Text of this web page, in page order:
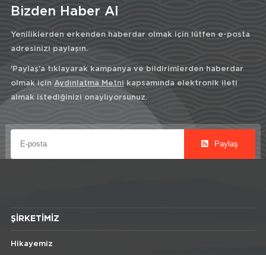
Bizden Haber Al
Yeniliklerden erkenden haberdar olmak için lütfen e-posta
adresinizi paylaşın.
'Paylaş'a tıklayarak kampanya ve bildirimlerden haberdar
olmak için Aydınlatma Metni kapsamında elektronik ileti
almak istediğinizi onaylıyorsunuz.
Paylaş
ŞIRKETIMIZ
Hikayemiz